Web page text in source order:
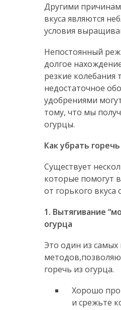
Другими
вкуса являются
условия
Непостоянный
долгое
резкие колебания
недостаточное
удобрениями
тому, что мы
огурцы.
Как убрать
Существует
которые помогут
от горького вкуса
1. Вытягивание
огурца
Это один из самых
горечь из огурца.
Хорошо
и срежьте